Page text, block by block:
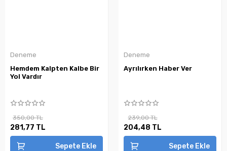
Deneme
Hemdem Kalpten Kalbe Bir
Yol Vardır
350,00 TL
281,77 TL
Sepete Ekle
Deneme
Ayrılırken Haber Ver
239,00 TL
204,48 TL
Sepete Ekle